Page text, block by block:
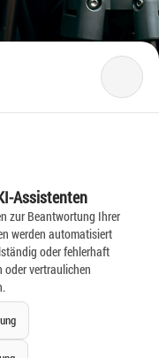
Assistenten
zur Beantwortung Ihrer
werden automatisiert
oder fehlerhaft
oder vertraulichen
Frische